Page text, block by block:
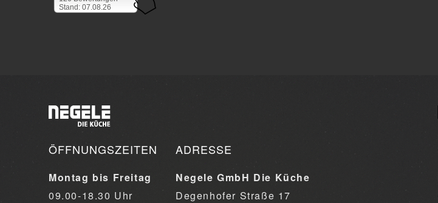
Stand: 07.08.26
ÖFFNUNGSZEITEN
Montag bis Freitag
09.00-18.30 Uhr
ADRESSE
Negele GmbH Die Küche
Degenhofer Straße 17